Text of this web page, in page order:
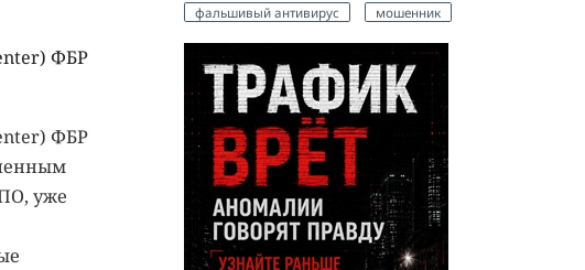
фальшивый антивирус мошенник
ФБР
ФБР
уже